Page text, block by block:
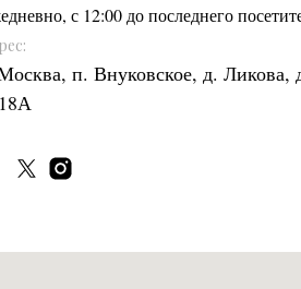
с 12:00 до последнего
п. Внуковское, д. Ликова,